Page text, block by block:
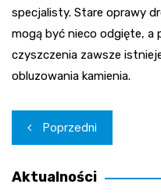
specjalisty. Stare oprawy
mogą być nieco odgięte, a
czyszczenia zawsze
obluzowania kamienia.
Nawigacja
wpisu
Poprzedni
Aktualności